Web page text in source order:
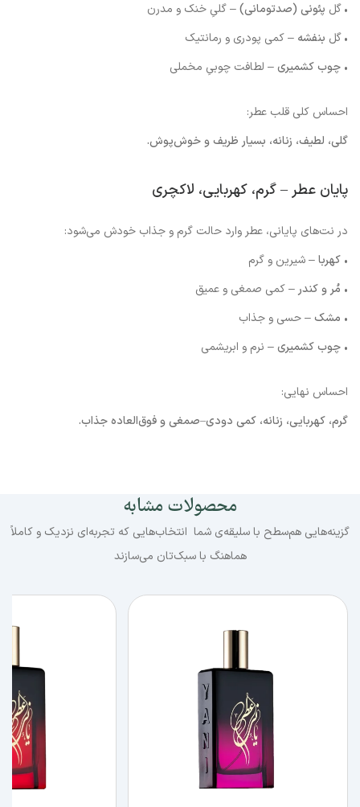
• گل پئونی (صدتومانی)– گلیِ خنک و مدرن
• گل بنفشه – کمی پودری و رمانتیک
• چوب کشمیری– لطافت چوبیِ مخملی
احساس کلی قلب عطر:
گلی، لطیف، زنانه، بسیار ظریف و خوش‌پوش.
پایان عطر – گرم، کهربایی، لاکچری
در نت‌های پایانی، عطر وارد حالت گرم و جذاب خودش می‌شود:
• کهربا– شیرین و گرم
• مُر و کندر – کمی صمغی و عمیق
• مشک – حسی و جذاب
• چوب کشمیری– نرم و ابریشمی
احساس نهایی:
گرم، کهربایی، زنانه، کمی دودی–صمغی و فوق‌العاده جذاب.
محصولات مشابه
گزینه‌هایی هم‌سطح با سلیقه‌ی شما انتخاب‌هایی که تجربه‌ای نزدیک و کاملاً
هماهنگ با سبک‌تان می‌سازند